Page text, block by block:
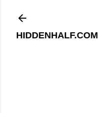
HIDDENHALF.COM